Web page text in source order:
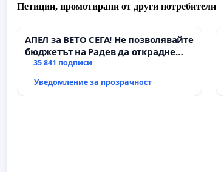
Петиции, промотирани от други потребители
АПЕЛ за ВЕТО СЕГА! Не позволявайте
бюджетът на Радев да открадне
парите и правата ни в тъмното
35 841 подписи
Уведомление за прозрачност